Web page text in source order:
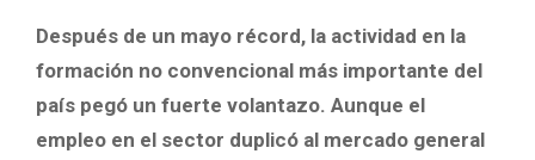
Después de un mayo récord, la actividad en la
formación no convencional más importante del
país pegó un fuerte volantazo. Aunque el
empleo en el sector duplicó al mercado general